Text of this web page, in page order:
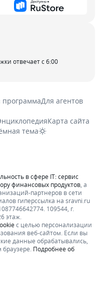
отвечает с 6:00
программаДля агентов
Карта сайта
тема
в сфере IT: сервис
финансовых продуктов , а
партнеров в сети
гиперссылка на sravni.ru
109544, г.
этаж.
с целью персонализации
веб-сайтом. Если вы
данные обрабатывались,
Подробнее об